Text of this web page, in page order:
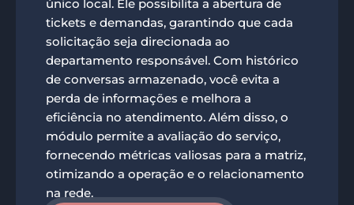
único local. Ele possibilita a abertura de
tickets e demandas, garantindo que cada
solicitação seja direcionada ao
departamento responsável. Com histórico
de conversas armazenado, você evita a
perda de informações e melhora a
eficiência no atendimento. Além disso, o
módulo permite a avaliação do serviço,
fornecendo métricas valiosas para a matriz,
otimizando a operação e o relacionamento
na rede.